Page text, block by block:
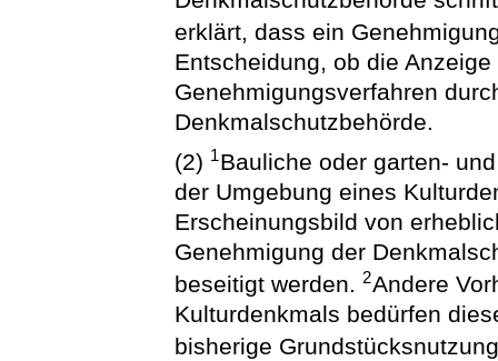
erklärt, dass ein
Entscheidung, ob die
Genehmigungsverfahren
Denkmalschutzbehörde.
(2) 1Bauliche oder garten-
der Umgebung eines
Erscheinungsbild von
Genehmigung der
beseitigt werden.2Andere
Kulturdenkmals bedürfen
bisherige